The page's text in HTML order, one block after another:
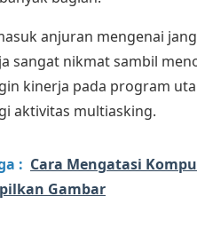
anjuran mengenai
sangat nikmat sambil
kinerja pada program
aktivitas multiasking.
: Cara Mengatasi
Gambar